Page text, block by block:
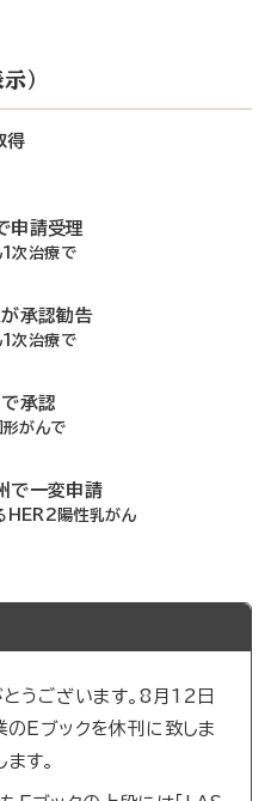
）
得
申請受理
次治療で
承認勧告
次治療で
承認
がんで
で一変申請
HER2陽性乳がん
うございます。8月12日
のEブックを休刊に致しま
す。